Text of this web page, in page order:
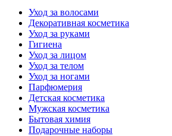
Уход за волосами
Декоративная косметика
Уход за руками
Гигиена
Уход за лицом
Уход за телом
Уход за ногами
Парфюмерия
Детская косметика
Мужская косметика
Бытовая химия
Подарочные наборы